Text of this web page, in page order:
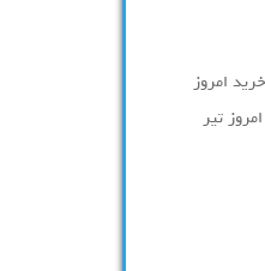
تیر